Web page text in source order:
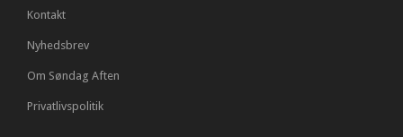
Kontakt
Nyhedsbrev
Om Søndag Aften
Privatlivspolitik